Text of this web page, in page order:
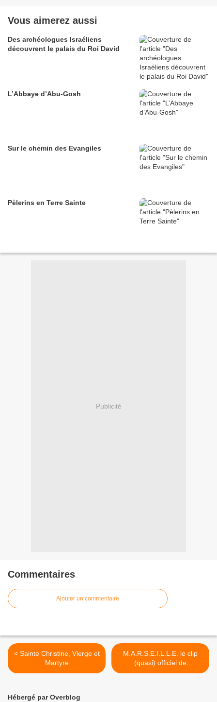
Vous aimerez aussi
Des archéologues Israéliens
découvrent le palais du Roi David
L’Abbaye d’Abu-Gosh
Sur le chemin des Evangiles
Pèlerins en Terre Sainte
Publicité
Commentaires
Ajouter un commentaire
< Sainte Christine, Vierge et
Martyre
M.A.R.S.E.I.L.L.E. le clip
(quasi) officiel de
l'Education Nationale by
Hébergé par Overblog